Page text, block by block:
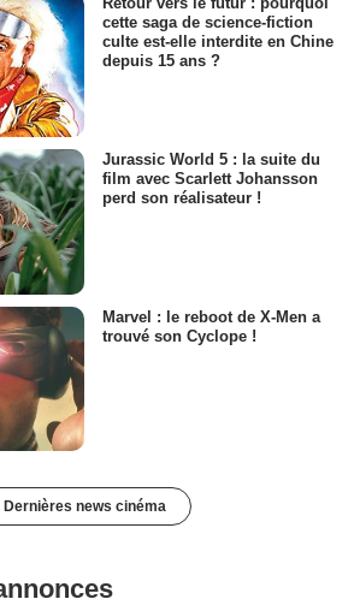
cette saga de science-fiction
culte est-elle interdite en Chine
depuis 15 ans ?
Jurassic World 5 : la suite du
film avec Scarlett Johansson
perd son réalisateur !
Marvel : le reboot de X-Men a
trouvé son Cyclope !
Dernières news cinéma